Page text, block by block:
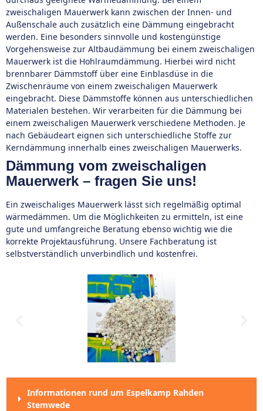
zweischaligen Mauerwerk kann zwischen der Innen- und
Außenschale auch zusätzlich eine Dämmung eingebracht
werden. Eine besonders sinnvolle und kostengünstige
Vorgehensweise zur Altbaudämmung bei einem zweischaligen
Mauerwerk ist die Hohlraumdämmung. Hierbei wird nicht
brennbarer Dämmstoff über eine Einblasdüse in die
Zwischenräume von einem zweischaligen Mauerwerk
eingebracht. Diese Dämmstoffe können aus unterschiedlichen
Materialen bestehen. Wir verarbeiten für die Dämmung bei
einem zweischaligen Mauerwerk verschiedene Methoden. Je
nach Gebäudeart eignen sich unterschiedliche Stoffe zur
Kerndämmung innerhalb eines zweischaligen Mauerwerks.
Dämmung vom zweischaligen
Mauerwerk – fragen Sie uns!
Ein zweischaliges Mauerwerk lässt sich regelmäßig optimal
wärmedämmen. Um die Möglichkeiten zu ermitteln, ist eine
gute und umfangreiche Beratung ebenso wichtig wie die
korrekte Projektausführung. Unsere Fachberatung ist
selbstverständlich unverbindlich und kostenfrei.
Informationen rund um Espelkamp Rahden
Stemwede